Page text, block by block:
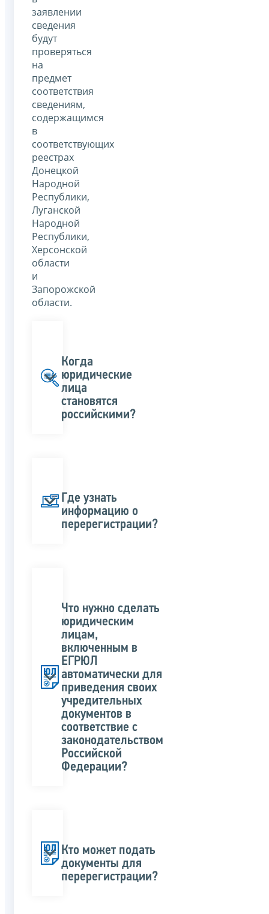
заявлении
сведения
будут
проверяться
на
предмет
соответствия
сведениям,
содержащимся
в
соответствующих
реестрах
Донецкой
Народной
Республики,
Луганской
Народной
Республики,
Херсонской
области
и
Запорожской
области.
Когда
юридические
лица
становятся
российскими?
Где узнать
информацию о
перерегистрации?
Что нужно сделать
юридическим
лицам,
включенным в
ЕГРЮЛ
автоматически для
приведения своих
учредительных
документов в
соответствие с
законодательством
Российской
Федерации?
Кто может подать
документы для
перерегистрации?